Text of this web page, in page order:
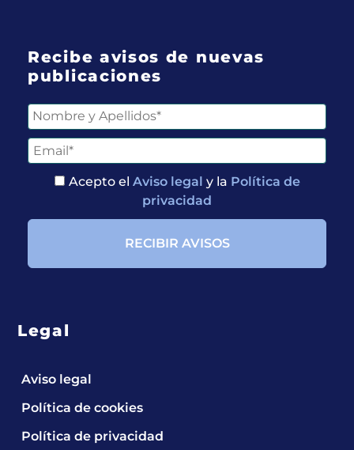
Recibe avisos de nuevas
publicaciones
Acepto el Aviso legal y la Política de
privacidad
Legal
Aviso legal
Política de cookies
Política de privacidad